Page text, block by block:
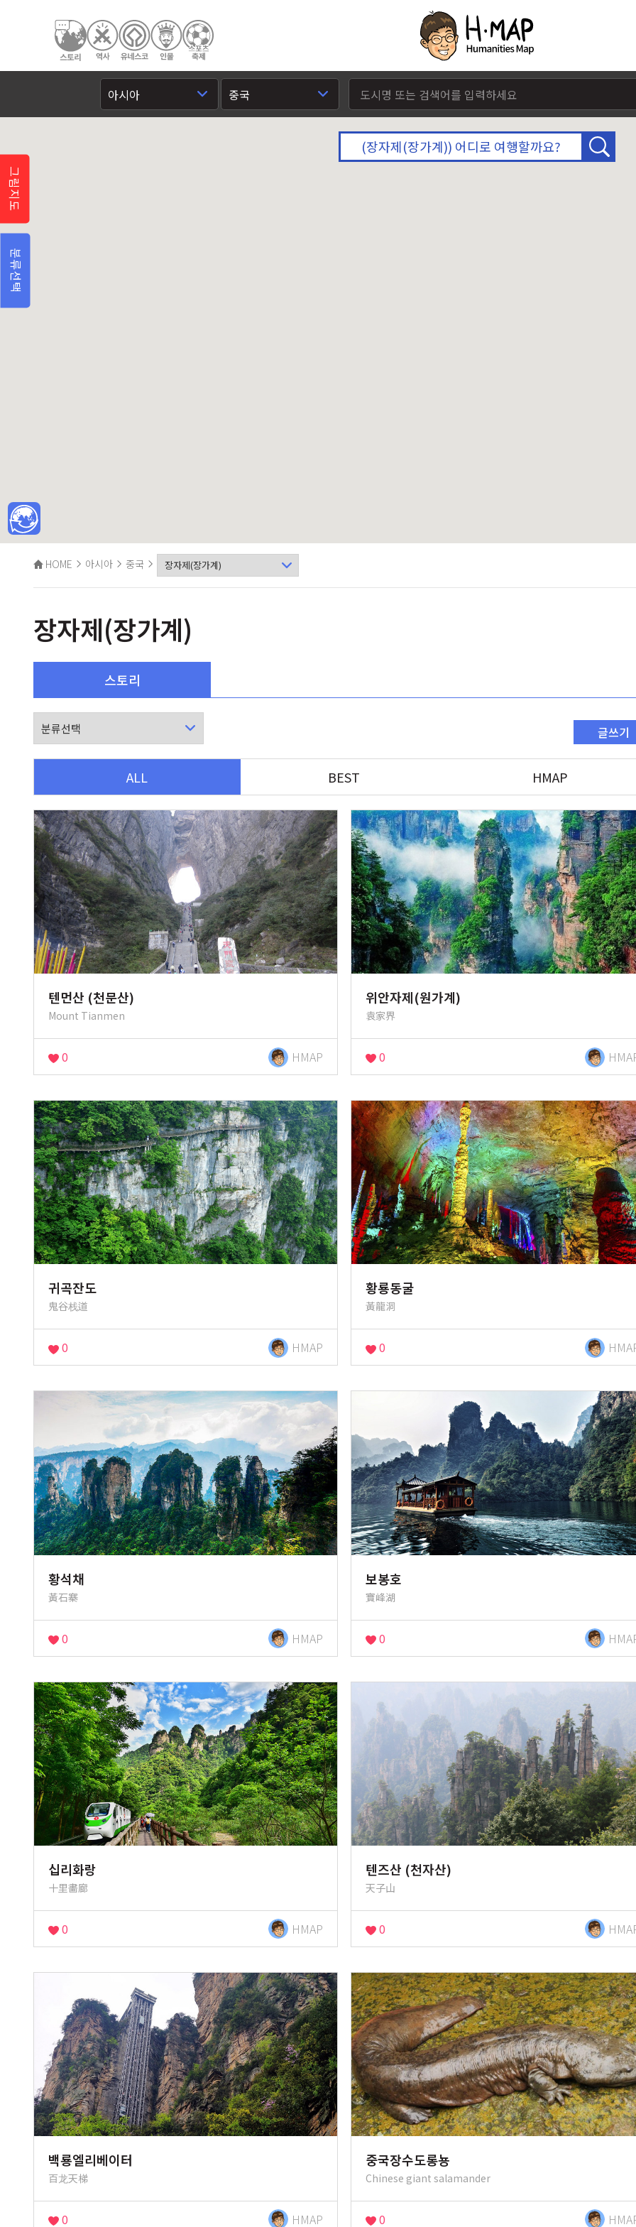
그림지도
분류선택
HOME 아시아 중국
장자제(장가계)
스토리
글쓰기
ALL BEST HMAP
텐먼산 (천문산)
Mount Tianmen
0 HMAP
위안자제(원가계)
袁家界
0
귀곡잔도
鬼谷栈道
0 HMAP
황룡동굴
黃龍洞
0
황석채
黃石寨
0 HMAP
보봉호
寶峰湖
0
십리화랑
十里畵廊
0 HMAP
텐즈산 (천자산)
天子山
0
백룡엘리베이터
百龙天梯
0 HMAP
중국장수도롱뇽
Chinese giant salamander
0